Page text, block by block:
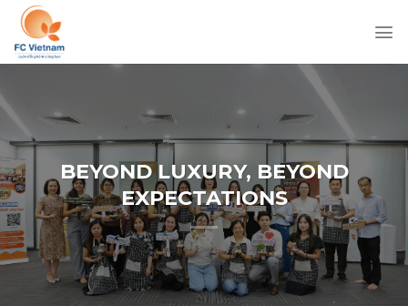
Chuyển
đến
nội
BEYOND LUXURY, BEYOND
EXPECTATIONS